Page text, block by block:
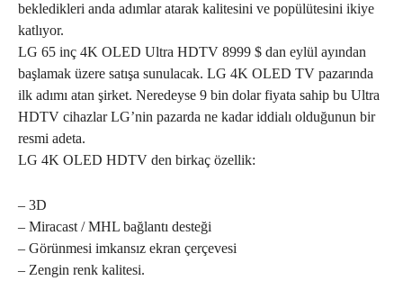
bekledikleri anda adımlar atarak kalitesini ve popülütesini ikiye
katlıyor.
LG 65 inç 4K OLED Ultra HDTV 8999 $ dan eylül ayından
başlamak üzere satışa sunulacak. LG 4K OLED TV pazarında
ilk adımı atan şirket. Neredeyse 9 bin dolar fiyata sahip bu Ultra
HDTV cihazlar LG’nin pazarda ne kadar iddialı olduğunun bir
resmi adeta.
LG 4K OLED HDTV den birkaç özellik:
– 3D
– Miracast / MHL bağlantı desteği
– Görünmesi imkansız ekran çerçevesi
– Zengin renk kalitesi.